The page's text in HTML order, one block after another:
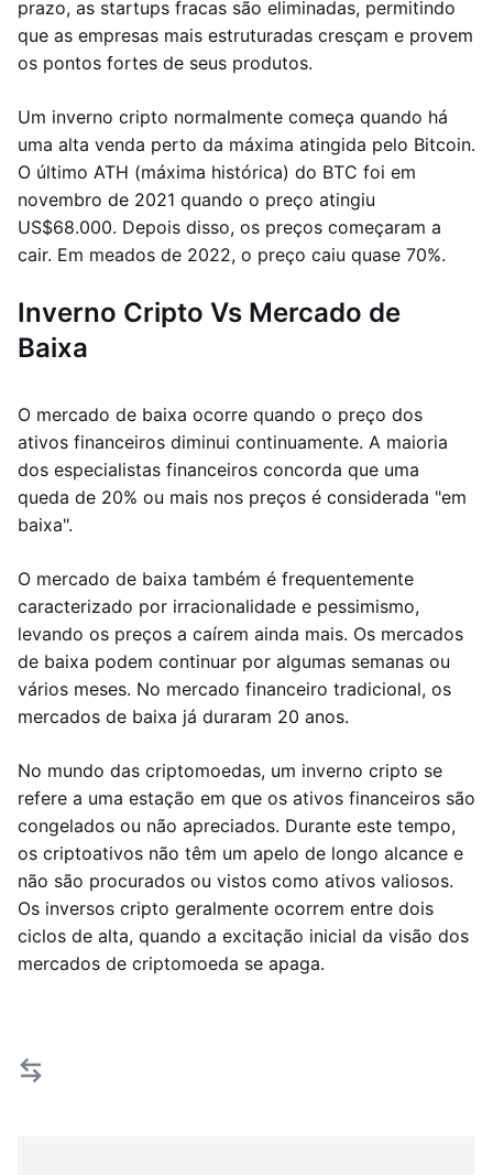
prazo, as startups fracas são eliminadas, permitindo
que as empresas mais estruturadas cresçam e provem
os pontos fortes de seus produtos.
Um inverno cripto normalmente começa quando há
uma alta venda perto da máxima atingida pelo Bitcoin.
O último ATH (máxima histórica) do BTC foi em
novembro de 2021 quando o preço atingiu
US$68.000. Depois disso, os preços começaram a
cair. Em meados de 2022, o preço caiu quase 70%.
Inverno Cripto Vs Mercado de
Baixa
O mercado de baixa ocorre quando o preço dos
ativos financeiros diminui continuamente. A maioria
dos especialistas financeiros concorda que uma
queda de 20% ou mais nos preços é considerada "em
baixa".
O mercado de baixa também é frequentemente
caracterizado por irracionalidade e pessimismo,
levando os preços a caírem ainda mais. Os mercados
de baixa podem continuar por algumas semanas ou
vários meses. No mercado financeiro tradicional, os
mercados de baixa já duraram 20 anos.
No mundo das criptomoedas, um inverno cripto se
refere a uma estação em que os ativos financeiros são
congelados ou não apreciados. Durante este tempo,
os criptoativos não têm um apelo de longo alcance e
não são procurados ou vistos como ativos valiosos.
Os inversos cripto geralmente ocorrem entre dois
ciclos de alta, quando a excitação inicial da visão dos
mercados de criptomoeda se apaga.